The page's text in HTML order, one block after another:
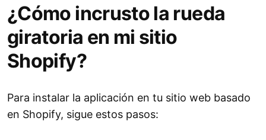
¿Cómo incrusto la rueda
giratoria en mi sitio
Shopify?
Para instalar la aplicación en tu sitio web basado
en Shopify, sigue estos pasos: